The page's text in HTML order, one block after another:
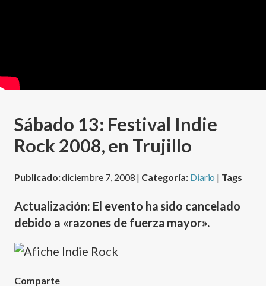
Sábado 13: Festival Indie
Rock 2008, en Trujillo
Publicado:diciembre 7, 2008 | Categoría: Diario | Tags
Actualización: El evento ha sido cancelado
debido a «razones de fuerza mayor».
Comparte